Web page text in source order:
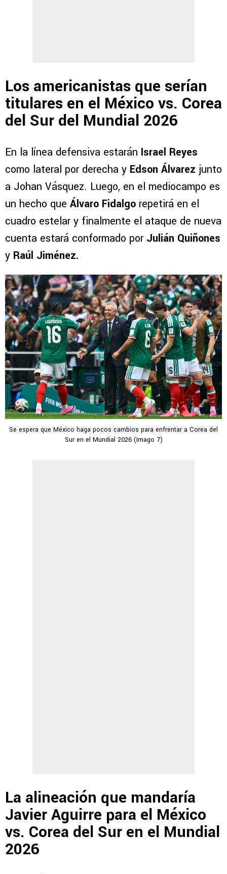
Los americanistas que serían
titulares en el México vs. Corea
del Sur del Mundial 2026
En la línea defensiva estarán Israel Reyes
como lateral por derecha y Edson Álvarez junto
a Johan Vásquez. Luego, en el mediocampo es
un hecho que Álvaro Fidalgo repetirá en el
cuadro estelar y finalmente el ataque de nueva
cuenta estará conformado por Julián Quiñones
y Raúl Jiménez.
Se espera que México haga pocos cambios para enfrentar a Corea del
Sur en el Mundial 2026 (Imago 7)
La alineación que mandaría
Javier Aguirre para el México
vs. Corea del Sur en el Mundial
2026